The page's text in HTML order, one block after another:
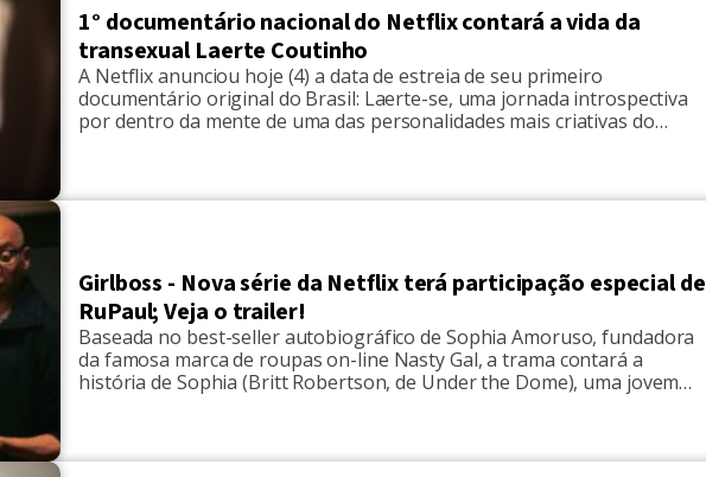
1° documentário nacional do Netflix contará a vida da
transexual Laerte Coutinho
A Netflix anunciou hoje (4) a data de estreia de seu primeiro
documentário original do Brasil: Laerte-se, uma jornada introspectiva
por dentro da mente de uma das personalidades mais criativas do
Girlboss - Nova série da Netflix terá participação especial de
RuPaul; Veja o trailer!
Baseada no best-seller autobiográfico de Sophia Amoruso, fundadora
da famosa marca de roupas on-line Nasty Gal, a trama contará a
história de Sophia (Britt Robertson, de Under the Dome), uma jovem